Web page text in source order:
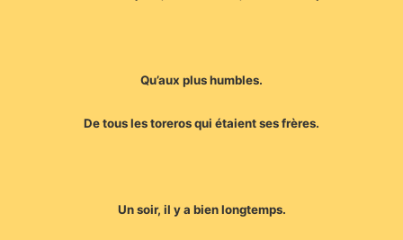
Qu’aux plus humbles.
De tous les toreros qui étaient ses frères.
Un soir, il y a bien longtemps.